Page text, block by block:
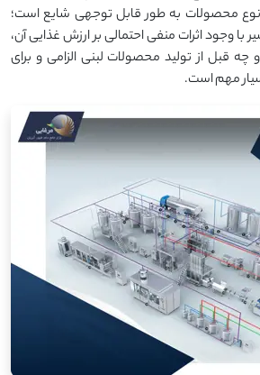
نوع محصولات به طور قابل توجهی شایع است؛
با وجود اثرات منفی احتمالی بر ارزش غذایی آن،
قبل از تولید محصولات لبنی الزامی و برای
مهم است.